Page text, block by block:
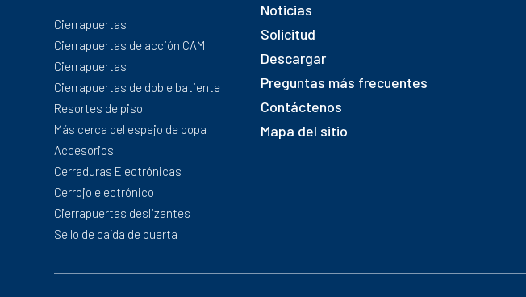
Cierrapuertas
Cierrapuertas de acción CAM
Cierrapuertas
Cierrapuertas de doble batiente
Resortes de piso
Más cerca del espejo de popa
Accesorios
Cerraduras Electrónicas
Cerrojo electrónico
Cierrapuertas deslizantes
Sello de caída de puerta
Noticias
Solicitud
Descargar
Preguntas más frecuentes
Contáctenos
Mapa del sitio